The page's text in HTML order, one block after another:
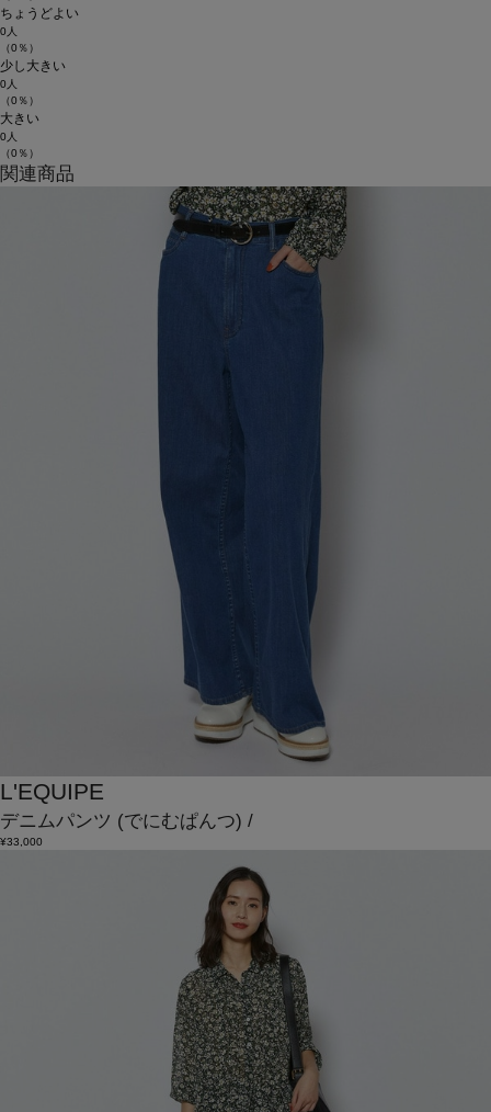
ちょうどよい
0人
（0％）
少し大きい
0人
（0％）
大きい
0人
（0％）
関連商品
L'EQUIPE
デニムパンツ (でにむぱんつ) /
¥33,000